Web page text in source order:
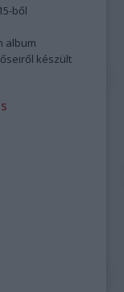
ből
album
készült